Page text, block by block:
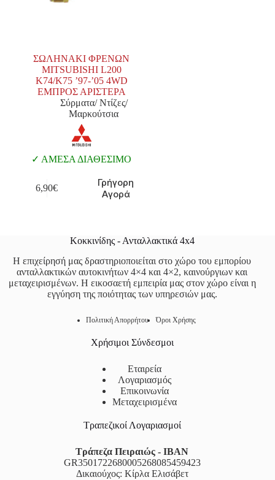
ΣΩΛΗΝΑΚΙ ΦΡΕΝΩΝ
MITSUBISHI L200
K74/K75 ’97-’05 4WD
ΕΜΠΡΟΣ ΑΡΙΣΤΕΡΑ
Σύρματα/ Ντίζες/
Μαρκούτσια
ΑΜΕΣΑ ΔΙΑΘΕΣΙΜΟ
6,90€
Γρήγορη
Αγορά
Κοκκινίδης - Ανταλλακτικά 4x4
Η επιχείρησή μας δραστηριοποιείται στο χώρο του εμπορίου
ανταλλακτικών αυτοκινήτων 4×4 και 4×2, καινούργιων και
μεταχειρισμένων. Η εικοσαετή εμπειρία μας στον χώρο είναι η
εγγύηση της ποιότητας των υπηρεσιών μας.
Πολιτική Απορρήτου Όροι Χρήσης
Χρήσιμοι Σύνδεσμοι
Εταιρεία
Λογαριασμός
Επικοινωνία
Μεταχειρισμένα
Τραπεζικοί Λογαριασμοί
Τράπεζα Πειραιώς - IBAN
GR3501722680005268085459423
Δικαιούχος: Κίρλα Ελισάβετ